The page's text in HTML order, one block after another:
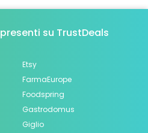
su TrustDeals
Etsy
FarmaEurope
Foodspring
Gastrodomus
Giglio